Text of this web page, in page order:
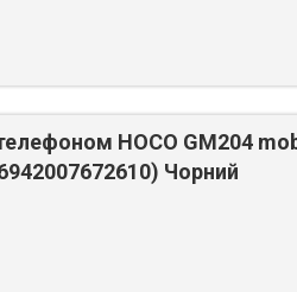
HOCO GM204
Чорний